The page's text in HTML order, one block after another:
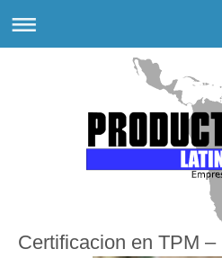
Certificacion en TPM